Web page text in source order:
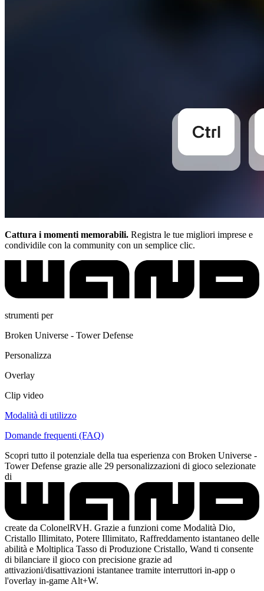
Cattura i momenti memorabili. Registra le tue migliori imprese e
condividile con la community con un semplice clic.
strumenti per
Broken Universe - Tower Defense
Personalizza
Overlay
Clip video
Modalità di utilizzo
Domande frequenti (FAQ)
Scopri tutto il potenziale della tua esperienza con Broken Universe -
Tower Defense grazie alle 29 personalizzazioni di gioco selezionate
di
create da ColonelRVH. Grazie a funzioni come Modalità Dio,
Cristallo Illimitato, Potere Illimitato, Raffreddamento istantaneo delle
abilità e Moltiplica Tasso di Produzione Cristallo, Wand ti consente
di bilanciare il gioco con precisione grazie ad
attivazioni/disattivazioni istantanee tramite interruttori in-app o
l'overlay in-game Alt+W.